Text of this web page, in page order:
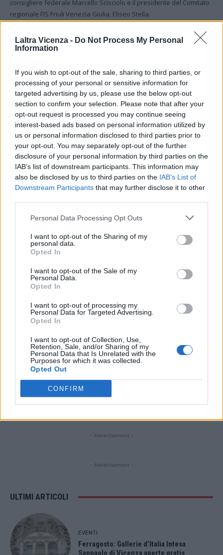
Laltra Vicenza - Do Not Process My Personal
Information
If you wish to opt-out of the sale, sharing to third parties, or
processing of your personal or sensitive information for
targeted advertising by us, please use the below opt-out
section to confirm your selection. Please note that after your
opt-out request is processed you may continue seeing
interest-based ads based on personal information utilized by
us or personal information disclosed to third parties prior to
your opt-out. You may separately opt-out of the further
disclosure of your personal information by third parties on the
IAB’s list of downstream participants. This information may
also be disclosed by us to third parties on the IAB’s List of
Downstream Participants that may further disclose it to other
Personal Data Processing Opt Outs
I want to opt-out of the Sharing of my
personal data.
Opted In
I want to opt-out of the Sale of my
Personal Data.
Opted In
I want to opt-out of processing my
Personal Data for Targeted Advertising.
Opted In
I want to opt-out of Collection, Use,
Retention, Sale, and/or Sharing of my
Personal Data that Is Unrelated with the
Purposes for which it was collected.
Opted Out
CONFIRM
consigliere federale Marcello Scisciolo e il presidente del Comitato
regionale FIS Friuli Venezia Giulia, Eliseo Stella.
“Siamo felicissimi dell’esito di questo primo incontro nazionale
– ha
chiosatoMenis– e
questa esperienza vissuta a Udine è una gratificazione eccezionale
per tutto il Comitato organizzatore e per la Federazione”.
-Foto ufficio stampa Federscherma-
(ITALPRESS).
TAGS Italpress TopNewsItalia
Facebook Twitter
ARTICOLO PRECEDENTE
dell’Artico rimane una priorità
fondamentale”
STAY CONNECTED
9,253
Fans
3,533
- Advertisement -
- Advertisement -
- Advertisement -
ULTIMI ARTICOLI
EVENTI
Ferragosto: Gallerie d’Italia Intesa
Sanpaolo di Vicenza aperte gratis